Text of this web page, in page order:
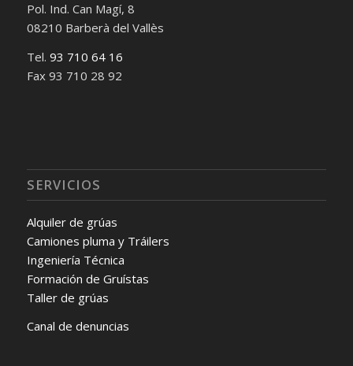
Pol. Ind. Can Magí, 8
08210 Barberà del Vallès
Tel. 93 710 64 16
Fax 93 710 28 92
SERVICIOS
Alquiler de grúas
Camiones pluma y Tráilers
Ingeniería Técnica
Formación de Gruístas
Taller de grúas
Canal de denuncias